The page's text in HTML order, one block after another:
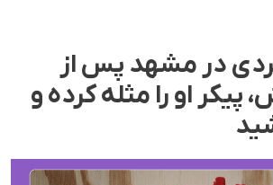
در مشهد پس از
پیکر او را مثله کرده و